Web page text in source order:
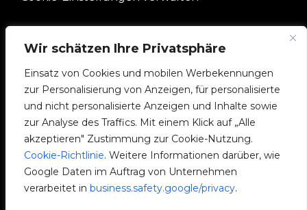
Wir schätzen Ihre Privatsphäre
Einsatz von Cookies und mobilen Werbekennungen
zur Personalisierung von Anzeigen, für personalisierte
und nicht personalisierte Anzeigen und Inhalte sowie
zur Analyse des Traffics. Mit einem Klick auf „Alle
akzeptieren" Zustimmung zur Cookie-Nutzung.
Cookie-Richtlinie. Weitere Informationen darüber, wie
Google Daten im Auftrag von Unternehmen
verarbeitet in business.safety.google/privacy.
UNTERNEHMEN
V2C-Gemeinschaft
e-Chargers
V2C Cloud
V2C Payments